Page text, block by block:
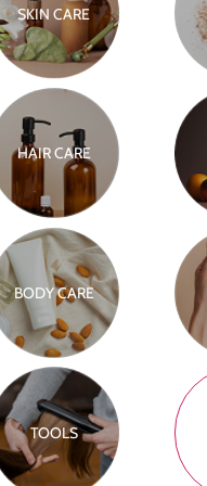
SKIN CARE
HAIR CARE
BODY CARE
TOOLS